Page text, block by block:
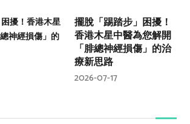
擺脫「踢踏步」困擾！
香港木星中醫為您解開
「腓總神經損傷」的治
療新思路
2026-07-17